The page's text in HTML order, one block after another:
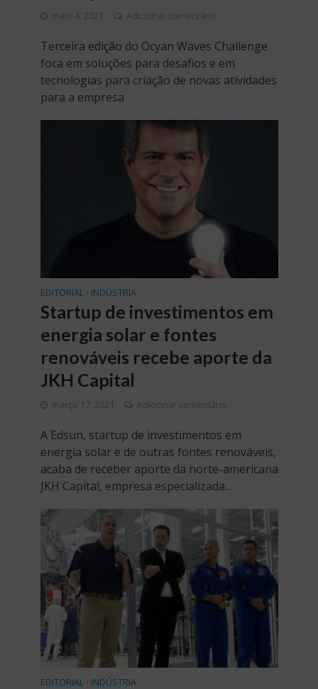
maio 4, 2021 Adicionar comentário
Terceira edição do Ocyan Waves Challenge
foca em soluções para desafios e em
tecnologias para criação de novas atividades
para a empresa
EDITORIAL • INDÚSTRIA
Startup de investimentos em
energia solar e fontes
renováveis recebe aporte da
JKH Capital
março 17, 2021 Adicionar comentário
A Edsun, startup de investimentos em
energia solar e de outras fontes renováveis,
acaba de receber aporte da norte-americana
JKH Capital, empresa especializada...
EDITORIAL • INDÚSTRIA